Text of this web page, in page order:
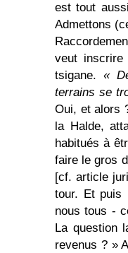
est tout
Admettons
veut inscrire
tsigane. «
terrains se
Oui, et alors
la Halde,
habitués à
faire le gros
[cf. article
tour. Et puis
nous tous -
La question
revenus ? »